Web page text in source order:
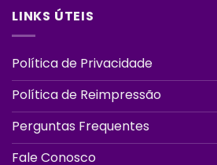
LINKS ÚTEIS
Política de Privacidade
Política de Reimpressão
Perguntas Frequentes
Fale Conosco